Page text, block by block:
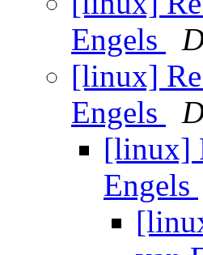
Engels
[linux]
Engels
[linux]
Engels